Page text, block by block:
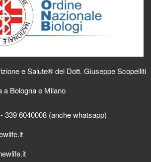
e Salute® del Dott. Giuseppe Scopelliti
a Bologna e Milano
339 6040008 (anche whatsapp)